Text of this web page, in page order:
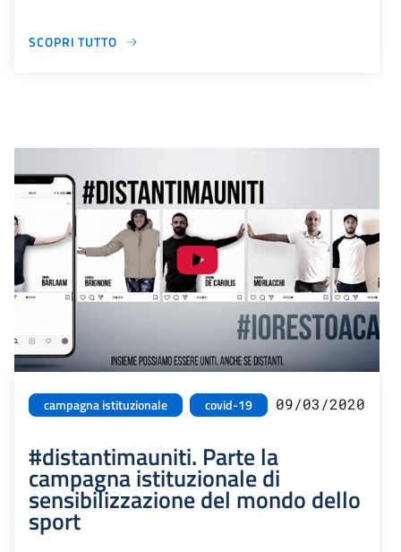
SCOPRI TUTTO
campagna istituzionale covid-19 09/03/2020
#distantimauniti. Parte la
campagna istituzionale di
sensibilizzazione del mondo dello
sport